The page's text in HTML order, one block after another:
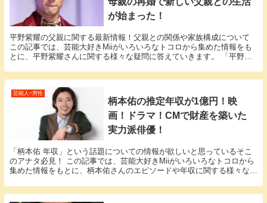
が始まった！
平野紫耀の父親に関する最新情報！父親との関係や家族構成について
この記事では、芸能大好きMiiがいろいろなトコロから集めた情報をも
とに、平野紫耀さんに関する様々な疑問に答えていきます。 「平野紫
芸能人ｰ男性
柄本佑の推定年収が1億円！映
画！ドラマ！CMで財産を築いた
実力派俳優！
「柄本佑 年収」という話題についての情報が欲しいと思っているそこ
のアナタ必見！ この記事では、芸能大好きMiiがいろいろなトコロから
集めた情報をもとに、柄本佑さんのエピソードや年収に関する様々な疑